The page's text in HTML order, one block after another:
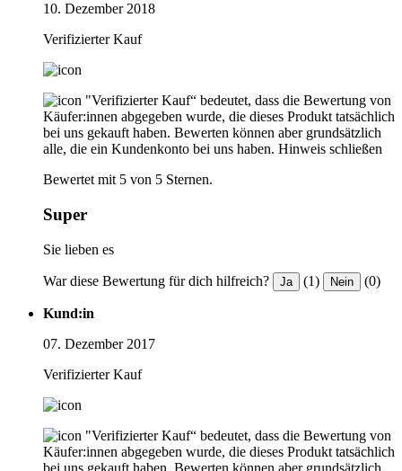
10. Dezember 2018
Verifizierter Kauf
"Verifizierter Kauf“ bedeutet, dass die Bewertung von
Käufer:innen abgegeben wurde, die dieses Produkt tatsächlich
bei uns gekauft haben. Bewerten können aber grundsätzlich
alle, die ein Kundenkonto bei uns haben. Hinweis schließen
Bewertet mit 5 von 5 Sternen.
Super
Sie lieben es
War diese Bewertung für dich hilfreich? Ja (1) Nein (0)
Kund:in
07. Dezember 2017
Verifizierter Kauf
"Verifizierter Kauf“ bedeutet, dass die Bewertung von
Käufer:innen abgegeben wurde, die dieses Produkt tatsächlich
bei uns gekauft haben. Bewerten können aber grundsätzlich